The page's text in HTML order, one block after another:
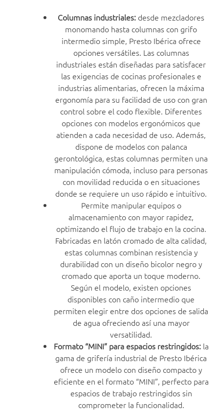
Columnas industriales: desde mezcladores
monomando hasta columnas con grifo
intermedio simple, Presto Ibérica ofrece
opciones versátiles. Las columnas
industriales están diseñadas para satisfacer
las exigencias de cocinas profesionales e
industrias alimentarias, ofrecen la máxima
ergonomía para su facilidad de uso con gran
control sobre el codo flexible. Diferentes
opciones con modelos ergonómicos que
atienden a cada necesidad de uso. Además,
dispone de modelos con palanca
gerontológica, estas columnas permiten una
manipulación cómoda, incluso para personas
con movilidad reducida o en situaciones
donde se requiere un uso rápido e intuitivo.
Permite manipular equipos o
almacenamiento con mayor rapidez,
optimizando el flujo de trabajo en la cocina.
Fabricadas en latón cromado de alta calidad,
estas columnas combinan resistencia y
durabilidad con un diseño bicolor negro y
cromado que aporta un toque moderno.
Según el modelo, existen opciones
disponibles con caño intermedio que
permiten elegir entre dos opciones de salida
de agua ofreciendo así una mayor
versatilidad.
Formato “MINI” para espacios restringidos:la
gama de grifería industrial de Presto Ibérica
ofrece un modelo con diseño compacto y
eficiente en el formato “MINI”, perfecto para
espacios de trabajo restringidos sin
comprometer la funcionalidad.